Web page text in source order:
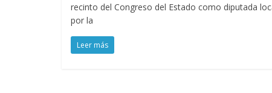
recinto del Congreso del Estado como diputada
por la
Leer más